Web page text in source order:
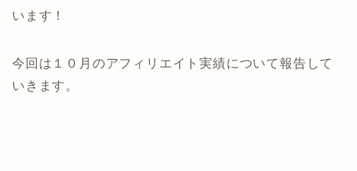
います！
今回は１０月のアフィリエイト実績について報告して
いきます。